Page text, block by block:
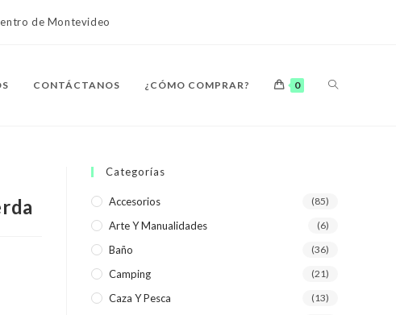
de Montevideo
CONTÁCTANOS ¿CÓMO COMPRAR? 0 ALTERNAR
DE
Categorías
Accesorios (85)
Arte Y Manualidades (6)
Baño (36)
Camping (21)
Caza Y Pesca (13)